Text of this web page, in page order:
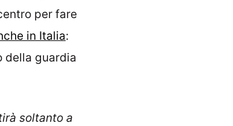
per fare
in Italia:
della guardia
soltanto a